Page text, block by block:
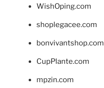
WishOping.com
shoplegacee.com
bonvivantshop.com
CupPlante.com
mpzin.com